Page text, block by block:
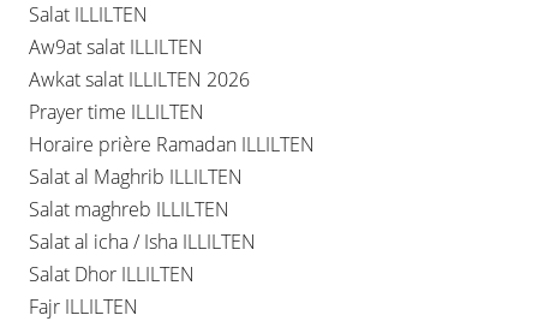
Salat ILLILTEN
Aw9at salat ILLILTEN
Awkat salat ILLILTEN 2026
Prayer time ILLILTEN
Horaire prière Ramadan ILLILTEN
Salat al Maghrib ILLILTEN
Salat maghreb ILLILTEN
Salat al icha / Isha ILLILTEN
Salat Dhor ILLILTEN
Fajr ILLILTEN